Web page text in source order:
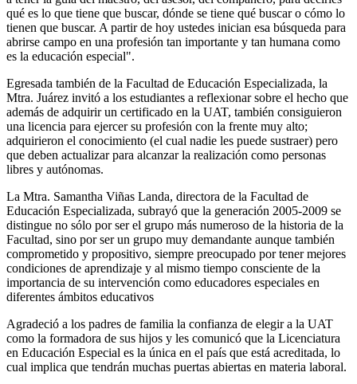
qué es lo que tiene que buscar, dónde se tiene qué buscar o cómo lo
tienen que buscar. A partir de hoy ustedes inician esa búsqueda para
abrirse campo en una profesión tan importante y tan humana como
es la educación especial".
Egresada también de la Facultad de Educación Especializada, la
Mtra. Juárez invitó a los estudiantes a reflexionar sobre el hecho que
además de adquirir un certificado en la UAT, también consiguieron
una licencia para ejercer su profesión con la frente muy alto;
adquirieron el conocimiento (el cual nadie les puede sustraer) pero
que deben actualizar para alcanzar la realización como personas
libres y autónomas.
La Mtra. Samantha Viñas Landa, directora de la Facultad de
Educación Especializada, subrayó que la generación 2005-2009 se
distingue no sólo por ser el grupo más numeroso de la historia de la
Facultad, sino por ser un grupo muy demandante aunque también
comprometido y propositivo, siempre preocupado por tener mejores
condiciones de aprendizaje y al mismo tiempo consciente de la
importancia de su intervención como educadores especiales en
diferentes ámbitos educativos
Agradeció a los padres de familia la confianza de elegir a la UAT
como la formadora de sus hijos y les comunicó que la Licenciatura
en Educación Especial es la única en el país que está acreditada, lo
cual implica que tendrán muchas puertas abiertas en materia laboral.